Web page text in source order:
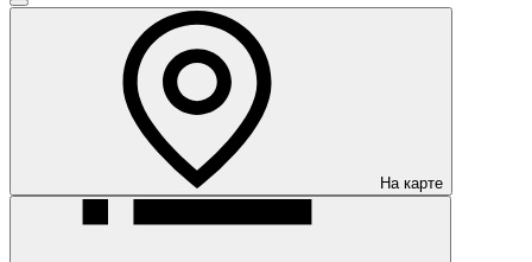
На карте